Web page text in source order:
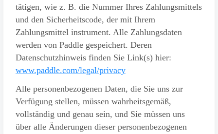
tätigen, wie z. B. die Nummer Ihres Zahlungsmittels
und den Sicherheitscode, der mit Ihrem
Zahlungsmittel instrument. Alle Zahlungsdaten
werden von Paddle gespeichert. Deren
Datenschutzhinweis finden Sie Link(s) hier:
www.paddle.com/legal/privacy
Alle personenbezogenen Daten, die Sie uns zur
Verfügung stellen, müssen wahrheitsgemäß,
vollständig und genau sein, und Sie müssen uns
über alle Änderungen dieser personenbezogenen